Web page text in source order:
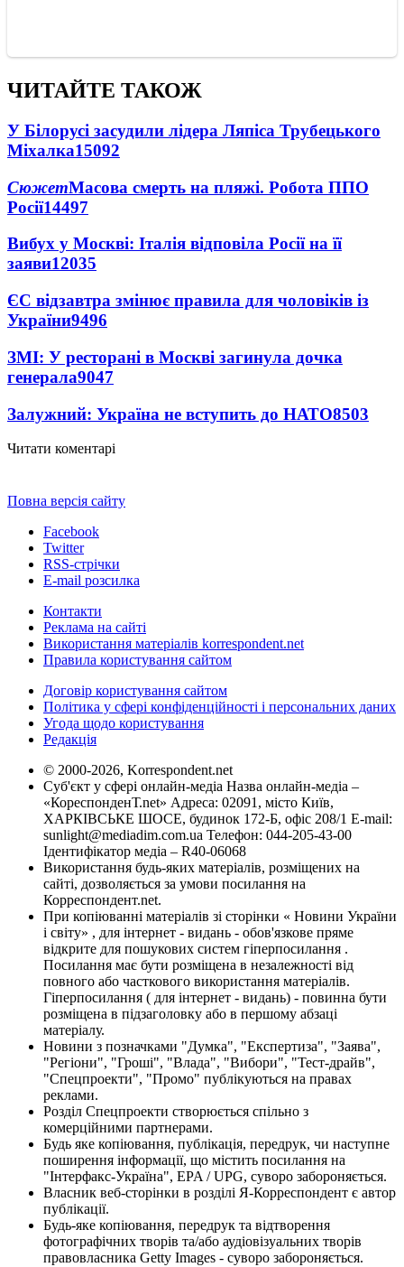
ЧИТАЙТЕ ТАКОЖ
У Білорусі засудили лідера Ляпіса Трубецького
Міхалка15092
СюжетМасова смерть на пляжі. Робота ППО
Росії14497
Вибух у Москві: Італія відповіла Росії на її
заяви12035
ЄС відзавтра змінює правила для чоловіків із
України9496
ЗМІ: У ресторані в Москві загинула дочка
генерала9047
Залужний: Україна не вступить до НАТО8503
Читати коментарі
Повна версія сайту
Facebook
Twitter
RSS-стрічки
E-mail розсилка
Контакти
Реклама на сайті
Використання матеріалів korrespondent.net
Правила користування сайтом
Договір користування сайтом
Політика у сфері конфіденційності і персональних даних
Угода щодо користування
Редакція
© 2000-2026, Korrespondent.net
Суб'єкт у сфері онлайн-медіа Назва онлайн-медіа –
«КореспонденТ.net» Адреса: 02091, місто Київ,
ХАРКІВСЬКЕ ШОСЕ, будинок 172-Б, офіс 208/1 E-mail:
sunlight@mediadim.com.ua Телефон: 044-205-43-00
Ідентифікатор медіа – R40-06068
Використання будь-яких матеріалів, розміщених на
сайті, дозволяється за умови посилання на
Корреспондент.net.
При копіюванні матеріалів зі сторінки « Новини України
і світу» , для інтернет - видань - обов'язкове пряме
відкрите для пошукових систем гіперпосилання .
Посилання має бути розміщена в незалежності від
повного або часткового використання матеріалів.
Гіперпосилання ( для інтернет - видань) - повинна бути
розміщена в підзаголовку або в першому абзаці
матеріалу.
Новини з позначками "Думка", "Експертиза", "Заява",
"Регіони", "Гроші", "Влада", "Вибори", "Тест-драйв",
"Спецпроекти", "Промо" публікуються на правах
реклами.
Розділ Спецпроекти створюється спільно з
комерційними партнерами.
Будь яке копіювання, публікація, передрук, чи наступне
поширення інформації, що містить посилання на
"Інтерфакс-Україна", EPA / UPG, суворо забороняється.
Власник веб-сторінки в розділі Я-Корреспондент є автор
публікації.
Будь-яке копіювання, передрук та відтворення
фотографічних творів та/або аудіовізуальних творів
правовласника Getty Images - суворо забороняється.